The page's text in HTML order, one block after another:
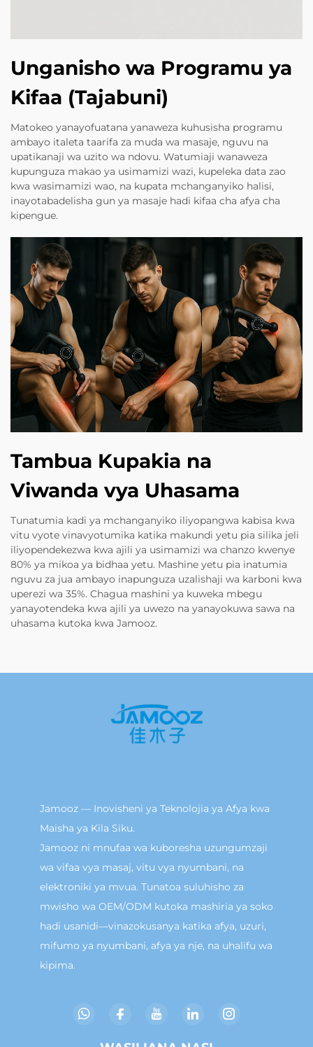
Unganisho wa Programu ya
Kifaa (Tajabuni)
Matokeo yanayofuatana yanaweza kuhusisha programu
ambayo italeta taarifa za muda wa masaje, nguvu na
upatikanaji wa uzito wa ndovu. Watumiaji wanaweza
kupunguza makao ya usimamizi wazi, kupeleka data zao
kwa wasimamizi wao, na kupata mchanganyiko halisi,
inayotabadelisha gun ya masaje hadi kifaa cha afya cha
kipengue.
Tambua Kupakia na
Viwanda vya Uhasama
Tunatumia kadi ya mchanganyiko iliyopangwa kabisa kwa
vitu vyote vinavyotumika katika makundi yetu pia silika jeli
iliyopendekezwa kwa ajili ya usimamizi wa chanzo kwenye
80% ya mikoa ya bidhaa yetu. Mashine yetu pia inatumia
nguvu za jua ambayo inapunguza uzalishaji wa karboni kwa
uperezi wa 35%. Chagua mashini ya kuweka mbegu
yanayotendeka kwa ajili ya uwezo na yanayokuwa sawa na
uhasama kutoka kwa Jamooz.
Jamooz — Inovisheni ya Teknolojia ya Afya kwa
Maisha ya Kila Siku.
Jamooz ni mnufaa wa kuboresha uzungumzaji
wa vifaa vya masaj, vitu vya nyumbani, na
elektroniki ya mvua. Tunatoa suluhisho za
mwisho wa OEM/ODM kutoka mashiria ya soko
hadi usanidi—vinazokusanya katika afya, uzuri,
mifumo ya nyumbani, afya ya nje, na uhalifu wa
kipima.